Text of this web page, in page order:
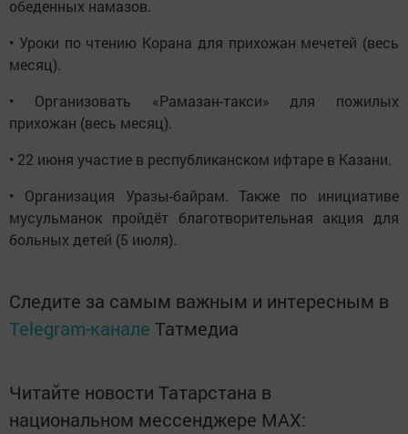
обеденных намазов.
• Уроки по чтению Корана для прихожан мечетей (весь
месяц).
• Организовать «Рамазан-такси» для пожилых
прихожан (весь месяц).
• 22 июня участие в республиканском ифтаре в Казани.
• Организация Уразы-байрам. Также по инициативе
мусульманок пройдёт благотворительная акция для
больных детей (5 июля).
Следите за самым важным и интересным в
Telegram-канале Татмедиа
Читайте новости Татарстана в
национальном мессенджере MАХ: